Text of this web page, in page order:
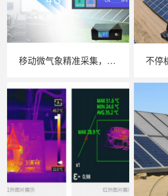
移动微气象精准采集，苏州 LAILX LXH506 便携式气象站补齐光伏检测环境数据短板